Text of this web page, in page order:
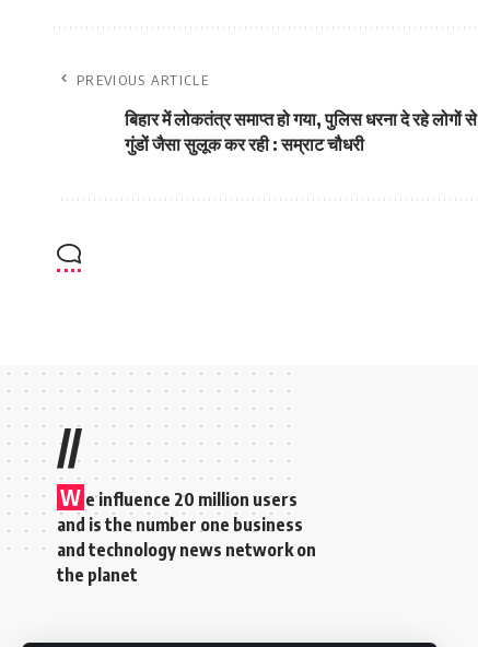
PREVIOUS ARTICLE
बिहार में लोकतंत्र समाप्त हो गया, पुलिस धरना दे रहे लोगों से
गुंडों जैसा सुलूक कर रही : सम्राट चौधरी
//
W e influence 20 million users
and is the number one business
and technology news network on
the planet